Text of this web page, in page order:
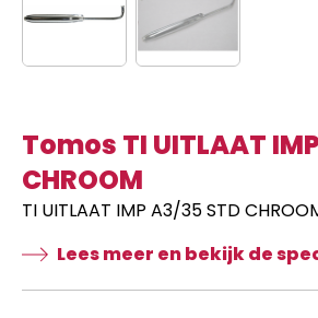
Tomos TI UITLAAT
CHROOM
TI UITLAAT IMP A3/35 STD
Lees meer en bekijk de